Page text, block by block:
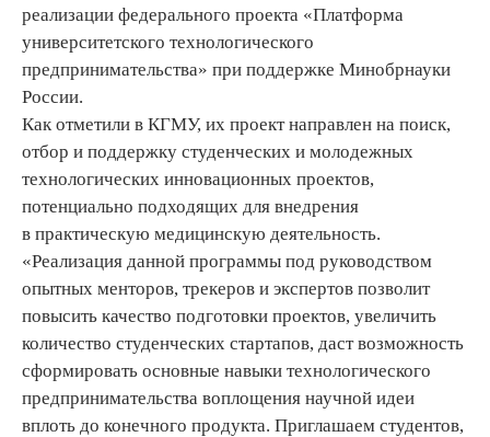
реализации федерального проекта «Платформа
университетского технологического
предпринимательства» при поддержке Минобрнауки
России.
Как отметили в КГМУ, их проект направлен на поиск,
отбор и поддержку студенческих и молодежных
технологических инновационных проектов,
потенциально подходящих для внедрения
в практическую медицинскую деятельность.
«Реализация данной программы под руководством
опытных менторов, трекеров и экспертов позволит
повысить качество подготовки проектов, увеличить
количество студенческих стартапов, даст возможность
сформировать основные навыки технологического
предпринимательства воплощения научной идеи
вплоть до конечного продукта. Приглашаем студентов,